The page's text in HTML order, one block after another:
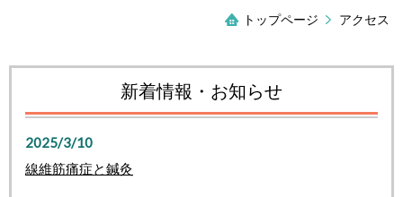
トップページ アクセス
新着情報・お知らせ
2025/3/10
線維筋痛症と鍼灸